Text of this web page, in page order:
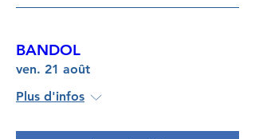
BANDOL
ven. 21 août
Plus d'infos